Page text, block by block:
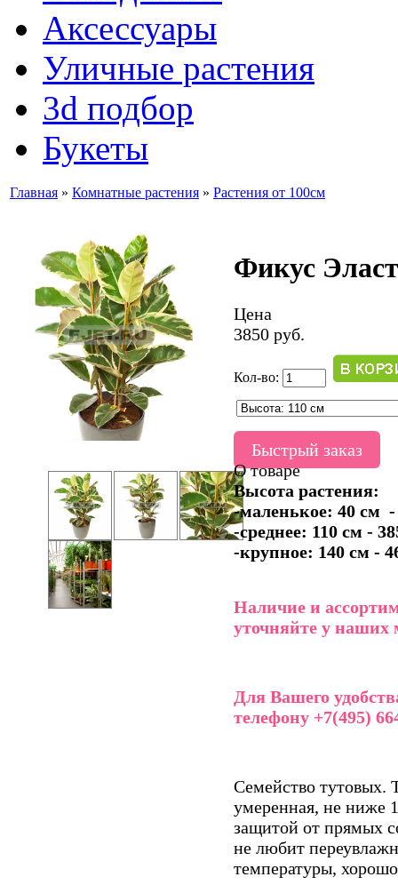
Аксессуары
Уличные растения
3d подбор
Букеты
Главная » Комнатные растения » Растения от 100см
Фикус
Цена
3850 руб.
Кол-во:
Быстрый заказ
О товаре
Высота растения:
-маленькое: 40 см -
-среднее: 110 см -
-крупное: 140 см -
Наличие и
уточняйте у наших
Для Вашего
телефону +7(495)
Семейство тутовых.
умеренная, не ниже
защитой от прямых
не любит
температуры,